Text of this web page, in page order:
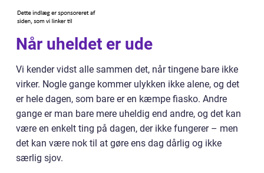
Når uheldet er ude
Vi kender vidst alle sammen det, når tingene bare ikke
virker. Nogle gange kommer ulykken ikke alene, og det
er hele dagen, som bare er en kæmpe fiasko. Andre
gange er man bare mere uheldig end andre, og det kan
være en enkelt ting på dagen, der ikke fungerer – men
det kan være nok til at gøre ens dag dårlig og ikke
særlig sjov.